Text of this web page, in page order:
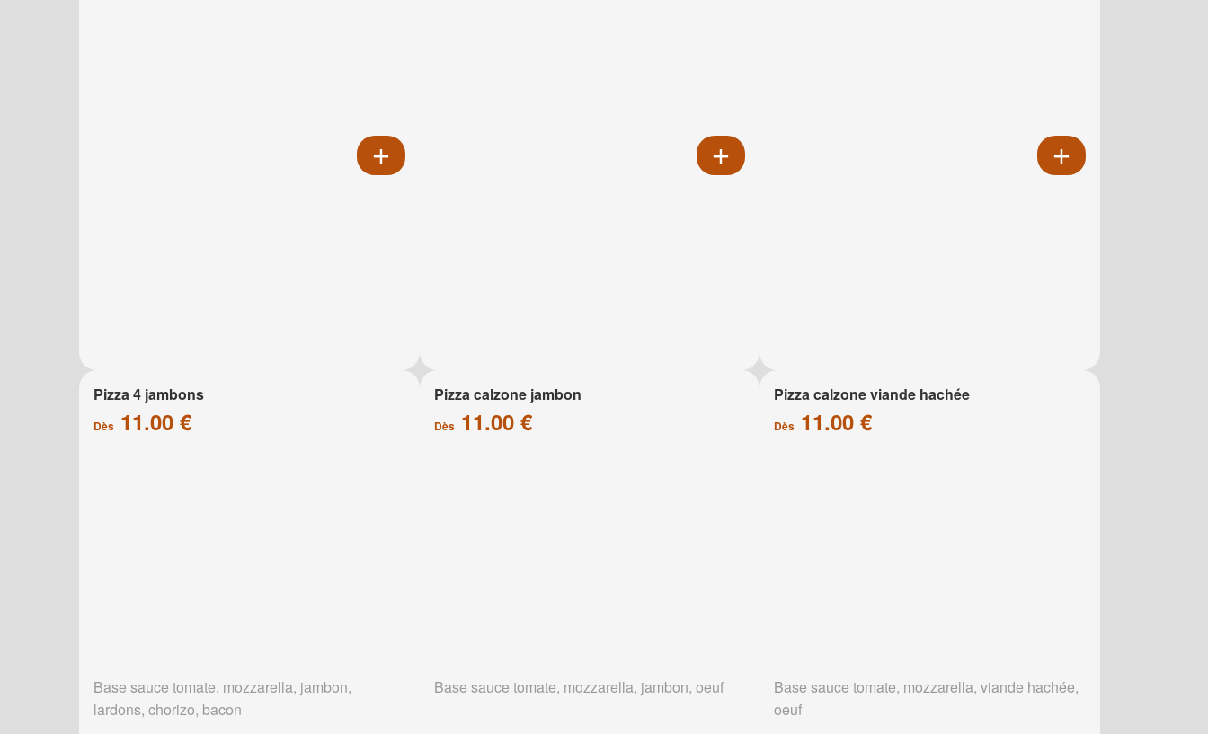
Pizza 4 jambons
Dès 11.00 €
Base sauce tomate, mozzarella, jambon,
lardons, chorizo, bacon
Pizza calzone jambon
Dès11.00 €
Base sauce tomate, mozzarella, jambon, oeuf
Pizza calzone viande hachée
Dès 11.00 €
Base sauce tomate, mozzarella, viande hachée,
oeuf